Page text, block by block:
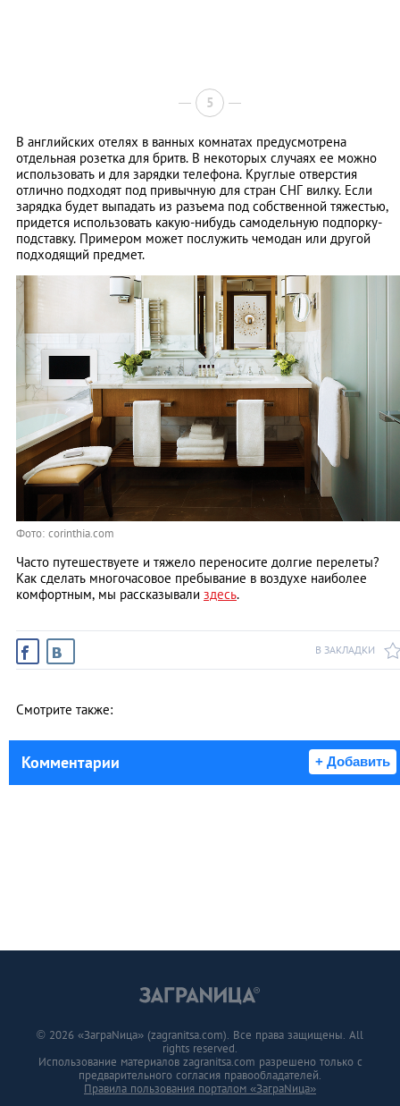
5
В английских отелях в ванных комнатах предусмотрена
отдельная розетка для бритв. В некоторых случаях ее можно
использовать и для зарядки телефона. Круглые отверстия
отлично подходят под привычную для стран СНГ вилку. Если
зарядка будет выпадать из разъема под собственной тяжестью,
придется использовать какую-нибудь самодельную подпорку-
подставку. Примером может послужить чемодан или другой
подходящий предмет.
Фото: corinthia.com
Часто путешествуете и тяжело переносите долгие перелеты?
Как сделать многочасовое пребывание в воздухе наиболее
комфортным, мы рассказывали здесь.
В ЗАКЛАДКИ
Смотрите также:
Комментарии + Добавить
© 2026 «ЗаграNица» (zagranitsa.com). Все права защищены. All
rights reserved.
Использование материалов zagranitsa.com разрешено только с
предварительного согласия правообладателей.
Правила пользования порталом «ЗаграNица»